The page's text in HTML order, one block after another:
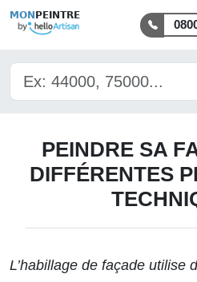
MON PEINTRE
PEINDRE SA
DIFFÉRENTES
L’habillage de façade utilise